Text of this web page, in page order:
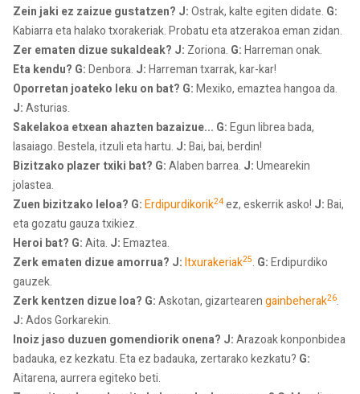
Zein jaki ez zaizue gustatzen? J:Ostrak, kalte egiten didate. G:
Kabiarra eta halako txorakeriak. Probatu eta atzerakoa eman zidan.
Zer ematen dizue sukaldeak? J: Zoriona. G:Harreman onak.
Eta kendu? G:Denbora. J:Harreman txarrak, kar-kar!
Oporretan joateko leku on bat? G:Mexiko, emaztea hangoa da.
J:Asturias.
Sakelakoa etxean ahazten bazaizue... G:Egun librea bada,
lasaiago. Bestela, itzuli eta hartu. J:Bai, bai, berdin!
Bizitzako plazer txiki bat? G:Alaben barrea. J:Umearekin
jolastea.
Zuen bizitzako leloa? G:Erdipurdikorik24 ez, eskerrik asko! J:Bai,
eta gozatu gauza txikiez.
Heroi bat? G:Aita. J:Emaztea.
Zerk ematen dizue amorrua? J:Itxurakeriak25. G:Erdipurdiko
gauzek.
Zerk kentzen dizue loa? G:Askotan, gizartearengainbeherak26.
J:Ados Gorkarekin.
Inoiz jaso duzuen gomendiorik onena? J:Arazoak konponbidea
badauka, ez kezkatu. Eta ez badauka, zertarako kezkatu? G:
Aitarena, aurrera egiteko beti.